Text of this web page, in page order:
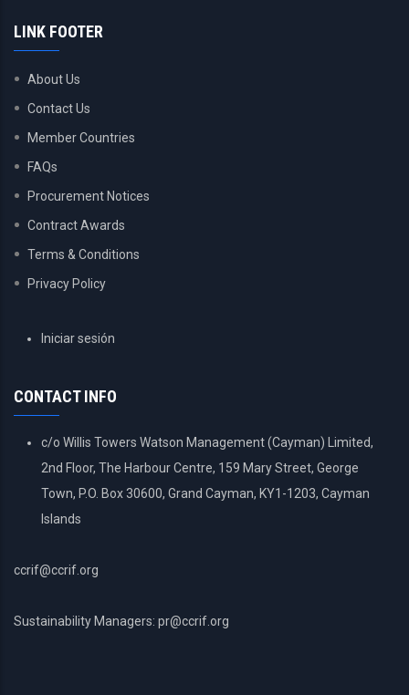
LINK FOOTER
About Us
Contact Us
Member Countries
FAQs
Procurement Notices
Contract Awards
Terms & Conditions
Privacy Policy
USERIniciar sesión
CONTACT INFO
c/o Willis Towers Watson Management (Cayman) Limited,
2nd Floor, The Harbour Centre, 159 Mary Street, George
Town, P.O. Box 30600, Grand Cayman, KY1-1203, Cayman
Islands
ccrif@ccrif.org
Sustainability Managers: pr@ccrif.org